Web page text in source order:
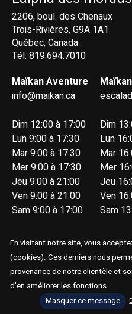
2206, boul. des Chenaux
Trois-Rivières, G9A 1A1
Québec, Canada
Tél: 819.694.7010
Maïkan Aventure
info@maikan.ca
Dim 12:00 à 17:00
Lun 9:00 à 17:30
Mar 9:00 à 17:30
Mer 9:00 à 17:30
Jeu 9:00 à 21:00
Ven 9:00 à 21:00
Sam 9:00 à 17:00
Dim
Lun
Mar
Mer
Jeu
Ven
Sam
© Copyright 2026 Maïkan Aventure
En visitant notre site, vous
(cookies). Ces derniers nous
provenance de notre clientèle et
d'en améliorer les fonctions.
Masquer ce message